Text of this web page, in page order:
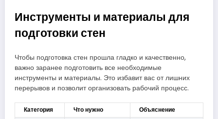
Инструменты и материалы для
подготовки стен
Чтобы подготовка стен прошла гладко и качественно,
важно заранее подготовить все необходимые
инструменты и материалы. Это избавит вас от лишних
перерывов и позволит организовать рабочий процесс.
Категория Что нужно Объяснение